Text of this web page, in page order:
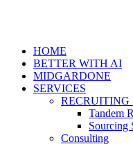
HOME
BETTER WITH AI
MIDGARDONE
SERVICES
RECRUITING
Tandem
Sourcing
Consulting